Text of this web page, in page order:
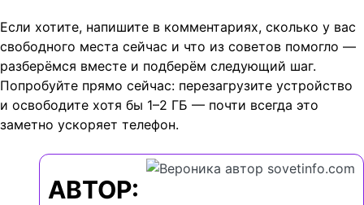
Если хотите, напишите в комментариях, сколько у вас
свободного места сейчас и что из советов помогло —
разберёмся вместе и подберём следующий шаг.
Попробуйте прямо сейчас: перезагрузите устройство
и освободите хотя бы 1–2 ГБ — почти всегда это
заметно ускоряет телефон.
АВТОР: